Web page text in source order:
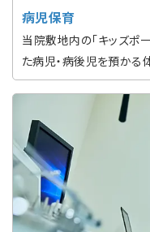
病児保育
当院敷地内の「キッズポ
た病児・病後児を預かる